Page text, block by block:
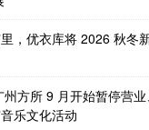
，优衣库将 2026 秋冬
方所 9 月开始暂停营
乐文化活动